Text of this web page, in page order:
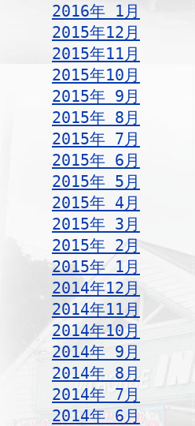
2016年 1月
2015年12月
2015年11月
2015年10月
2015年 9月
2015年 8月
2015年 7月
2015年 6月
2015年 5月
2015年 4月
2015年 3月
2015年 2月
2015年 1月
2014年12月
2014年11月
2014年10月
2014年 9月
2014年 8月
2014年 7月
2014年 6月